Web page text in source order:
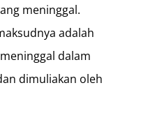
meninggal.
adalah
dalam
dimuliakan oleh